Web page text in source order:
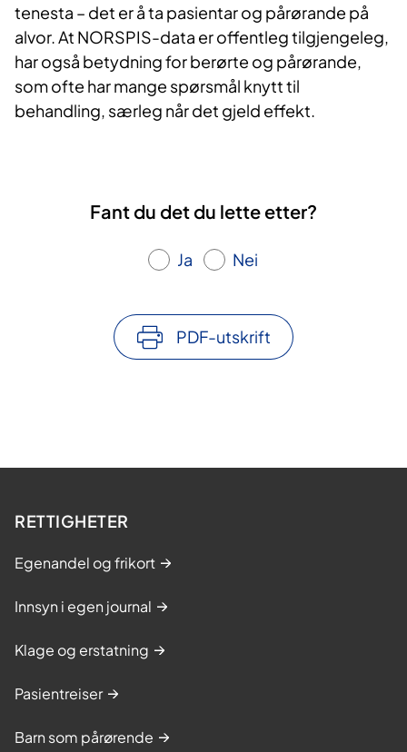
tenesta – det er å ta pasientar og pårørande på
alvor. At NORSPIS-data er offentleg tilgjengeleg,
har også betydning for berørte og pårørande,
som ofte har mange spørsmål knytt til
behandling, særleg når det gjeld effekt.
Fant du det du lette etter?
Ja Nei
PDF-utskrift
RETTIGHETER
Egenandel og frikort
Innsyn i egen journal
Klage og erstatning
Pasientreiser
Barn som pårørende